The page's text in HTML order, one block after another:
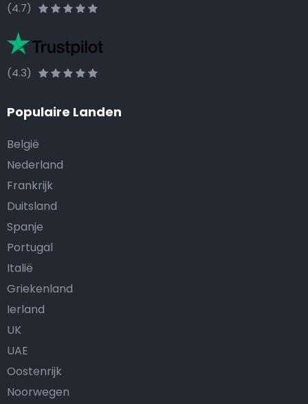
(4.7)
(4.3)
Populaire Landen
België
Nederland
Frankrijk
Duitsland
Spanje
Portugal
Italië
Griekenland
Ierland
UK
UAE
Oostenrijk
Noorwegen